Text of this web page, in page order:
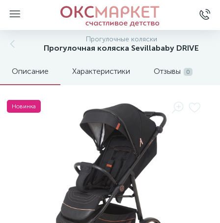
Прогулочные коляски
Прогулочная коляска Sevillababy DRIVE
Описание Характеристики Отзывы 0
Новинка